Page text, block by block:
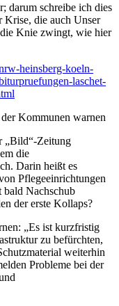
darum schreibe ich dies
Krise, die auch Unser
Knie zwingt, wie hier
heinsberg-koeln-
laschet-
Kommunen warnen
„Bild“-Zeitung
die
Darin heißt es
Pflegeeinrichtungen
bald Nachschub
der erste Kollaps?
„Es ist kurzfristig
zu befürchten,
weiterhin
Probleme bei der